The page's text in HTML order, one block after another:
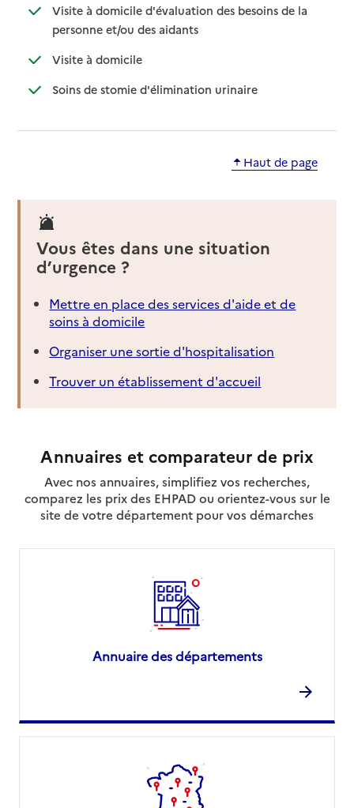
Visite à domicile d'évaluation des besoins de la
personne et/ou des aidants: disponible
: non disponible
Visite à domicile: disponible
: non disponible
Soins de stomie d'élimination urinaire: disponible
: non disponible
Haut de page
Vous êtes dans une situation
d’urgence ?
Mettre en place des services d'aide et de
soins à domicile
Organiser une sortie d'hospitalisation
Trouver un établissement d'accueil
Annuaires et comparateur de prix
Avec nos annuaires, simplifiez vos recherches,
comparez les prix des EHPAD ou orientez-vous sur le
site de votre département pour vos démarches
Annuaire des départements